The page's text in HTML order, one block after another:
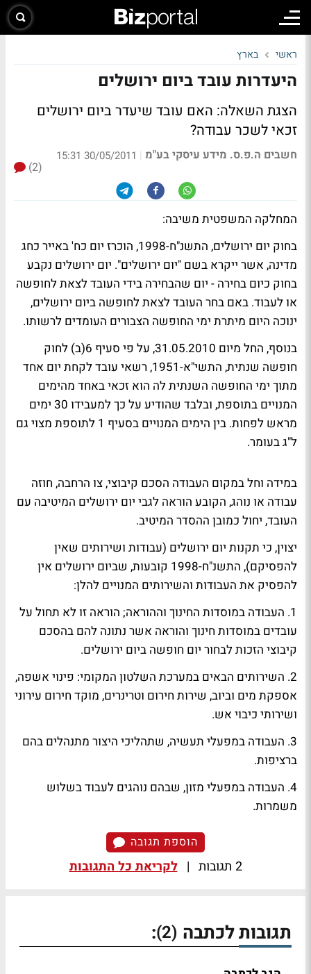
ראשי בארץ
היעדרות עובד ביום ירושלים
הצגת השאלה: האם עובד שיעדר ביום ירושלים
זכאי לשכר עבודה?
חשבים ה.פ.ס. מידע עיסקי בע"מ |
30/05/2011 15:31
(2)
המחלקה המשפטית משיבה:
בחוק יום ירושלים, התשנ"ח-1998, הוכרז יום כח' באייר כחג
מדינה, אשר ייקרא בשם "יום ירושלים". יום ירושלים נקבע
בחוק כיום בחירה - יום שהבחירה בידי העובד לצאת לחופשה
או לעבוד. באם בחר העובד לצאת לחופשה ביום ירושלים,
ינוכה היום מיתרת ימי החופשה הצבורים העומדים לרשותו.
בנוסף, החל מיום 31.05.2010, על פי סעיף 6(ב) לחוק
חופשה שנתית, התשי"א-1951, רשאי עובד לקחת יום אחד
מתוך ימי החופשה השנתית לה הוא זכאי באחד מהימים
המנויים בתוספת, ובלבד שהודיע על כך למעבידו 30 ימים
מראש לפחות. בין הימים המנויים בסעיף 1 לתוספת מצוי גם
ל"ג בעומר.
במידה וחל במקום העבודה הסכם קיבוצי, צו הרחבה, חוזה
עבודה או נוהג, הקובע הוראה לגבי יום ירושלים המיטיבה עם
העובד, יחול כמובן ההסדר המיטיב.
יצוין, כי תקנות יום ירושלים (עבודות ושירותים שאין
להפסיקם), התשנ"ח-1998 קובעות, שביום ירושלים אין
להפסיק את העבודות והשירותים המנויים להלן:
1. העבודה במוסדות החינוך וההוראה; הוראה זו לא תחול על
עובדים במוסדות חינוך והוראה אשר נתונה להם בהסכם
קיבוצי הזכות לבחור יום חופשה ביום ירושלים.
2. השירותים הבאים במערכת השלטון המקומי: פינוי אשפה,
אספקת מים וביוב, שירות חירום וטרינרים, מוקד חירום עירוני
ושירותי כיבוי אש.
3. העבודה במפעלי תעשיה, שתהליכי היצור מתנהלים בהם
ברציפות.
4. העבודה במפעלי מזון, שבהם נוהגים לעבוד בשלוש
משמרות.
הוספת תגובה
2 תגובות | לקריאת כל התגובות
תגובות לכתבה (2)
: